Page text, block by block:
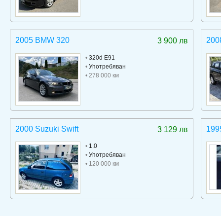
3 900 лв
2005 BMW 320
• 320d E91
• Употребяван
• 278 000 км
3 129 лв
2000 Suzuki Swift
• 1.0
• Употребяван
• 120 000 км